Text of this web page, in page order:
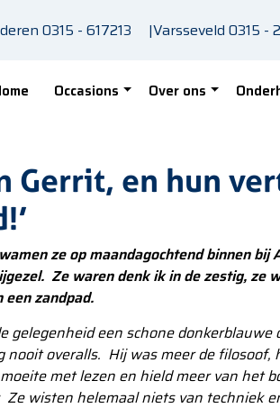
0315 - 617213 |Varsseveld0315 -
Occasions Over ons
Gerrit, en hun
ze op maandagochtend binnen
Ze waren denk ik in de zestig, ze
zandpad.
gelegenheid een schone
nooit overalls. Hij was meer de
met lezen en hield meer van het
wisten helemaal niets van techniek